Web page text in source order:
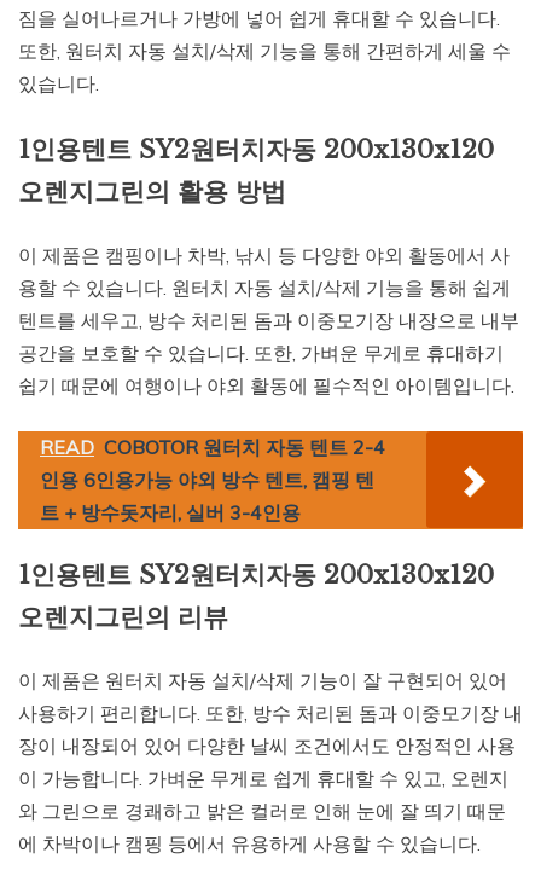
짐을 실어나르거나 가방에 넣어 쉽게 휴대할 수 있습니다.
또한, 원터치 자동 설치/삭제 기능을 통해 간편하게 세울 수
있습니다.
1인용텐트 SY2원터치자동 200x130x120
오렌지그린의 활용 방법
이 제품은 캠핑이나 차박, 낚시 등 다양한 야외 활동에서 사
용할 수 있습니다. 원터치 자동 설치/삭제 기능을 통해 쉽게
텐트를 세우고, 방수 처리된 돔과 이중모기장 내장으로 내부
공간을 보호할 수 있습니다. 또한, 가벼운 무게로 휴대하기
쉽기 때문에 여행이나 야외 활동에 필수적인 아이템입니다.
READ COBOTOR 원터치 자동 텐트 2-4
인용 6인용가능 야외 방수 텐트, 캠핑 텐
트 + 방수돗자리, 실버 3-4인용
1인용텐트 SY2원터치자동 200x130x120
오렌지그린의 리뷰
이 제품은 원터치 자동 설치/삭제 기능이 잘 구현되어 있어
사용하기 편리합니다. 또한, 방수 처리된 돔과 이중모기장 내
장이 내장되어 있어 다양한 날씨 조건에서도 안정적인 사용
이 가능합니다. 가벼운 무게로 쉽게 휴대할 수 있고, 오렌지
와 그린으로 경쾌하고 밝은 컬러로 인해 눈에 잘 띄기 때문
에 차박이나 캠핑 등에서 유용하게 사용할 수 있습니다.